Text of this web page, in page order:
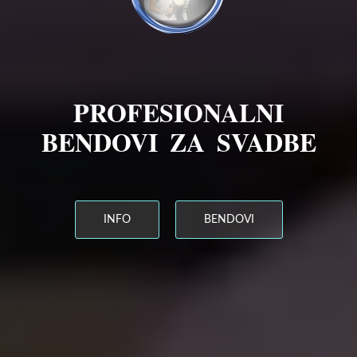
PROFESIONALNI
BENDOVI ZA SVADBE
INFO BENDOVI